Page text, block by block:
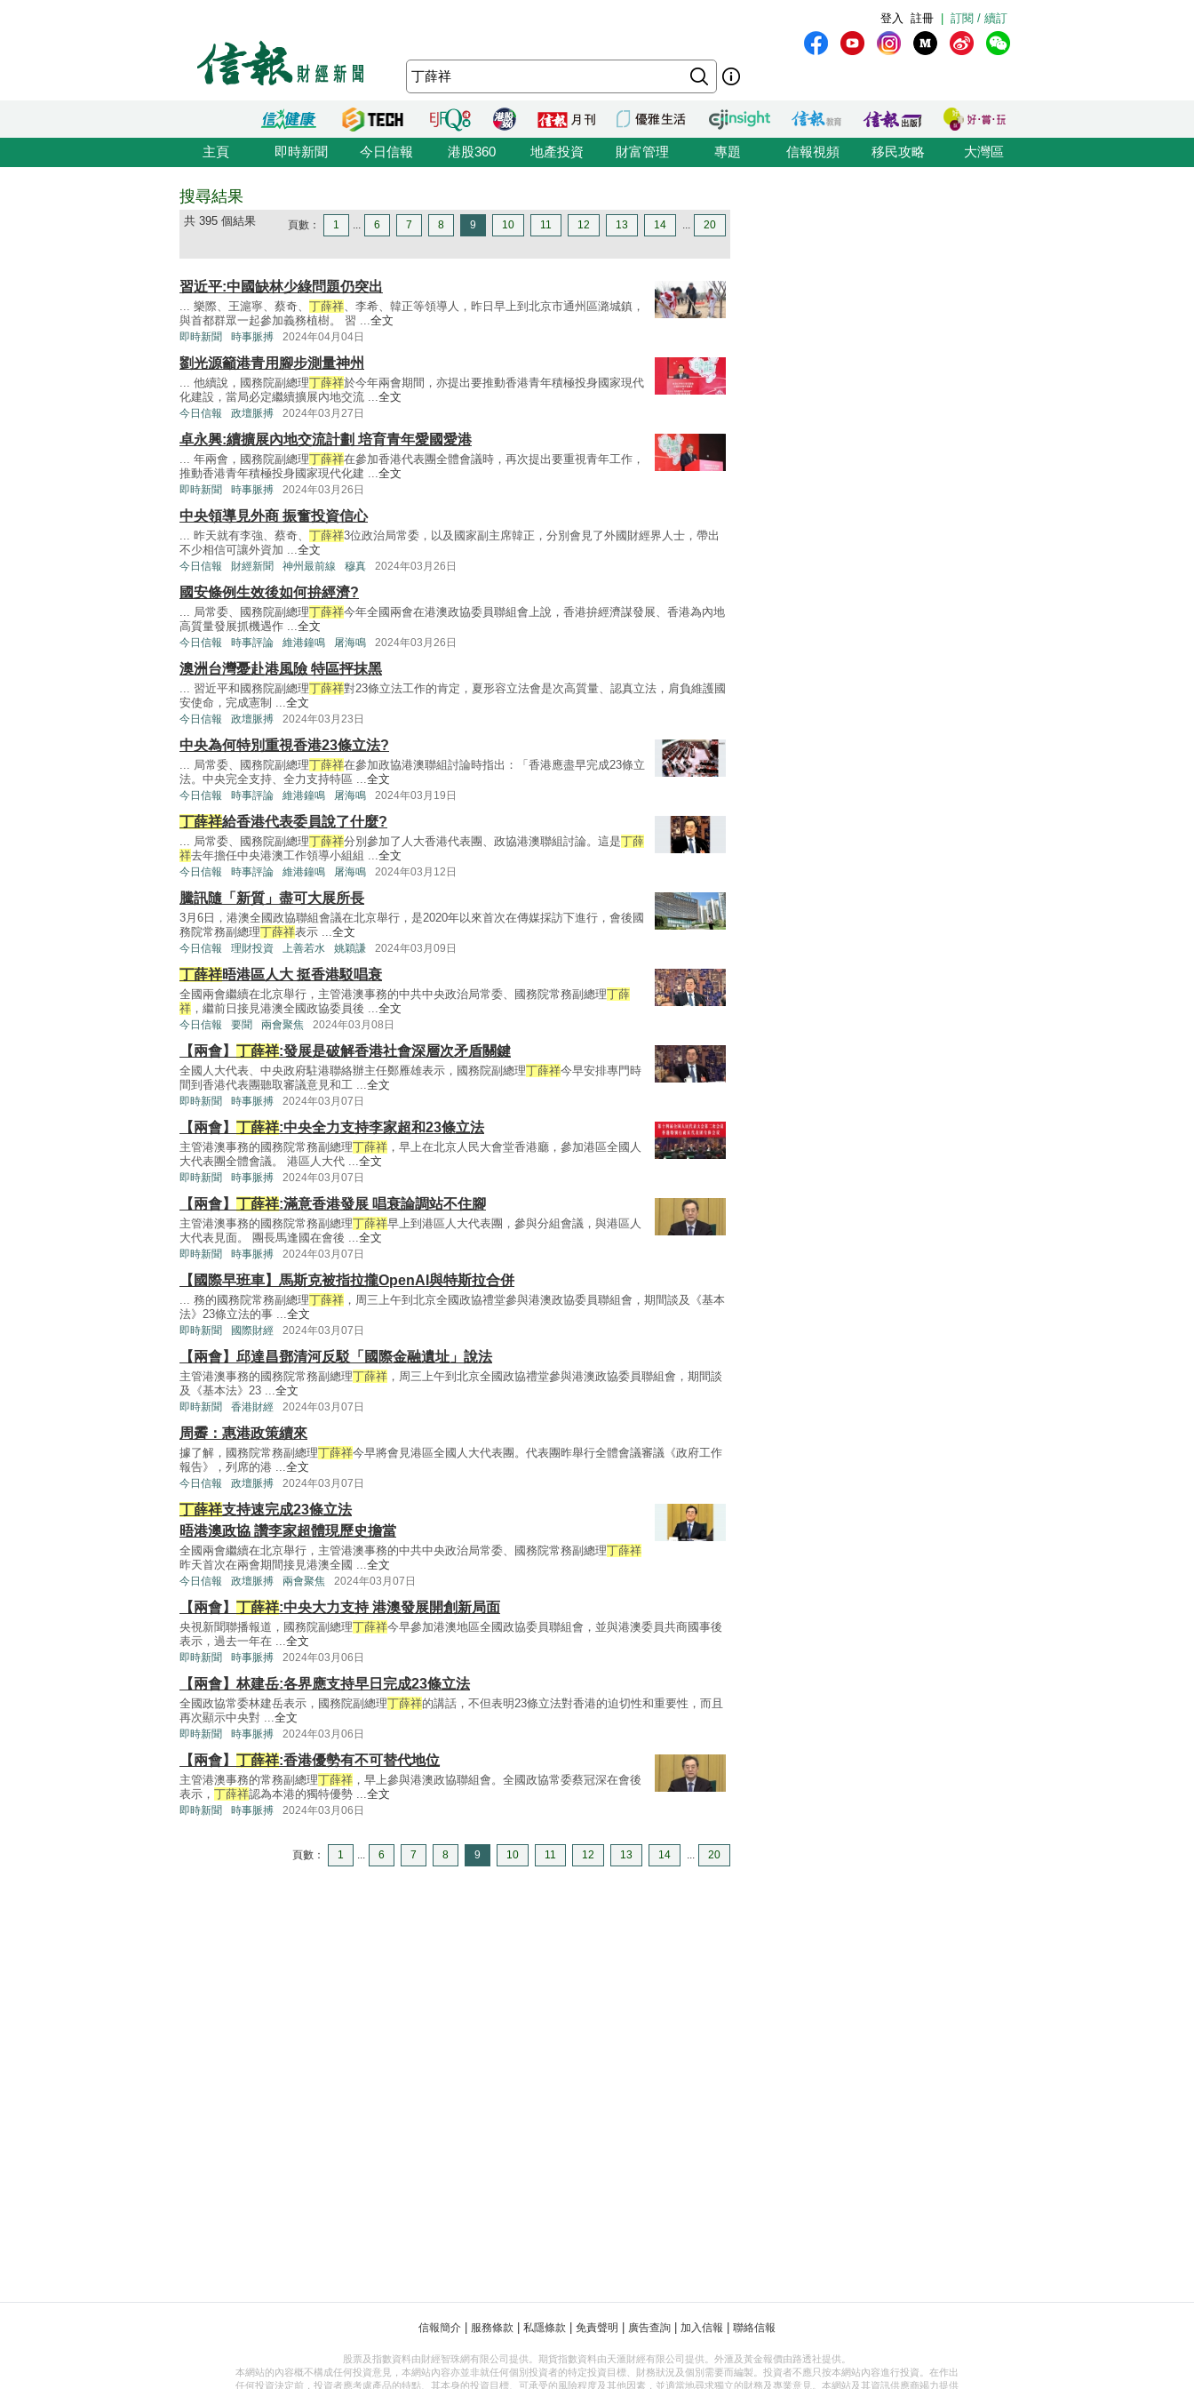
訂閱 / 續訂
註冊
登入
主頁 即時新聞 今日信報 港股360 地產投資 財富管理 專題 信報視頻 移民攻略 大灣區
搜尋結果
共 395 個結果 頁數： 1 ... 6 7 8 9 10 11 12 13 14 ... 20
習近平:中國缺林少綠問題仍突出
... 樂際、王滬寧、蔡奇、 丁薛祥、李希、韓正等領導人，昨日早上到北京市通州區潞城鎮，
與首都群眾一起參加義務植樹。 習 ...全文
即時新聞 時事脈搏 2024年04月04日
劉光源籲港青用腳步測量神州
... 他續說，國務院副總理丁薛祥於今年兩會期間，亦提出要推動香港青年積極投身國家現代
化建設，當局必定繼續擴展內地交流 ...全文
今日信報 政壇脈搏 2024年03月27日
卓永興:續擴展內地交流計劃 培育青年愛國愛港
... 年兩會，國務院副總理丁薛祥在參加香港代表團全體會議時，再次提出要重視青年工作，
推動香港青年積極投身國家現代化建 ...全文
即時新聞 時事脈搏 2024年03月26日
中央領導見外商 振奮投資信心
... 昨天就有李強、蔡奇、 丁薛祥3位政治局常委，以及國家副主席韓正，分別會見了外國財經界人士，帶出
不少相信可讓外資加 ...全文
今日信報 財經新聞 神州最前線 穆真 2024年03月26日
國安條例生效後如何拚經濟?
... 局常委、國務院副總理丁薛祥今年全國兩會在港澳政協委員聯組會上說，香港拚經濟謀發展、香港為內地
高質量發展抓機遇作 ...全文
今日信報 時事評論 維港鐘鳴 屠海鳴 2024年03月26日
澳洲台灣憂赴港風險 特區抨抹黑
... 習近平和國務院副總理丁薛祥對23條立法工作的肯定，夏形容立法會是次高質量、認真立法，肩負維護國
安使命，完成憲制 ...全文
今日信報 政壇脈搏 2024年03月23日
中央為何特別重視香港23條立法?
... 局常委、國務院副總理丁薛祥在參加政協港澳聯組討論時指出：「香港應盡早完成23條立
法。中央完全支持、全力支持特區 ...全文
今日信報 時事評論 維港鐘鳴 屠海鳴 2024年03月19日
丁薛祥給香港代表委員說了什麼?
... 局常委、國務院副總理丁薛祥分別參加了人大香港代表團、政協港澳聯組討論。這是丁薛
祥去年擔任中央港澳工作領導小組組 ...全文
今日信報 時事評論 維港鐘鳴 屠海鳴 2024年03月12日
騰訊隨「新質」盡可大展所長
3月6日，港澳全國政協聯組會議在北京舉行，是2020年以來首次在傳媒採訪下進行，會後國
務院常務副總理丁薛祥表示 ...全文
今日信報 理財投資 上善若水 姚穎謙 2024年03月09日
丁薛祥晤港區人大 挺香港駁唱衰
全國兩會繼續在北京舉行，主管港澳事務的中共中央政治局常委、國務院常務副總理丁薛
祥 ，繼前日接見港澳全國政協委員後 ...全文
今日信報 要聞 兩會聚焦 2024年03月08日
【兩會】 丁薛祥:發展是破解香港社會深層次矛盾關鍵
全國人大代表、中央政府駐港聯絡辦主任鄭雁雄表示，國務院副總理丁薛祥今早安排專門時
間到香港代表團聽取審議意見和工 ...全文
即時新聞 時事脈搏 2024年03月07日
【兩會】 丁薛祥:中央全力支持李家超和23條立法
主管港澳事務的國務院常務副總理丁薛祥 ，早上在北京人民大會堂香港廳，參加港區全國人
大代表團全體會議。 港區人大代 ...全文
即時新聞 時事脈搏 2024年03月07日
【兩會】 丁薛祥:滿意香港發展 唱衰論調站不住腳
主管港澳事務的國務院常務副總理丁薛祥早上到港區人大代表團，參與分組會議，與港區人
大代表見面。 團長馬逢國在會後 ...全文
即時新聞 時事脈搏 2024年03月07日
【國際早班車】馬斯克被指拉攏OpenAI與特斯拉合併
... 務的國務院常務副總理丁薛祥 ，周三上午到北京全國政協禮堂參與港澳政協委員聯組會，期間談及《基本
法》23條立法的事 ...全文
即時新聞 國際財經 2024年03月07日
【兩會】邱達昌鄧清河反駁「國際金融遺址」說法
主管港澳事務的國務院常務副總理丁薛祥 ，周三上午到北京全國政協禮堂參與港澳政協委員聯組會，期間談
及《基本法》23 ...全文
即時新聞 香港財經 2024年03月07日
周霽：惠港政策續來
據了解，國務院常務副總理丁薛祥今早將會見港區全國人大代表團。代表團昨舉行全體會議審議《政府工作
報告》，列席的港 ...全文
今日信報 政壇脈搏 2024年03月07日
丁薛祥支持速完成23條立法
晤港澳政協 讚李家超體現歷史擔當
全國兩會繼續在北京舉行，主管港澳事務的中共中央政治局常委、國務院常務副總理丁薛祥
昨天首次在兩會期間接見港澳全國 ...全文
今日信報 政壇脈搏 兩會聚焦 2024年03月07日
【兩會】 丁薛祥:中央大力支持 港澳發展開創新局面
央視新聞聯播報道，國務院副總理丁薛祥今早參加港澳地區全國政協委員聯組會，並與港澳委員共商國事後
表示，過去一年在 ...全文
即時新聞 時事脈搏 2024年03月06日
【兩會】林建岳:各界應支持早日完成23條立法
全國政協常委林建岳表示，國務院副總理丁薛祥的講話，不但表明23條立法對香港的迫切性和重要性，而且
再次顯示中央對 ...全文
即時新聞 時事脈搏 2024年03月06日
【兩會】 丁薛祥:香港優勢有不可替代地位
主管港澳事務的常務副總理丁薛祥 ，早上參與港澳政協聯組會。全國政協常委蔡冠深在會後
表示， 丁薛祥認為本港的獨特優勢 ...全文
即時新聞 時事脈搏 2024年03月06日
頁數： 1 ... 6 7 8 9 10 11 12 13 14 ... 20
信報簡介 服務條款 私隱條款 免責聲明 廣告查詢 加入信報 聯絡信報
股票及指數資料由財經智珠網有限公司提供。期貨指數資料由天滙財經有限公司提供。外滙及黃金報價由路透社提供。
本網站的內容概不構成任何投資意見，本網站內容亦並非就任何個別投資者的特定投資目標、財務狀況及個別需要而編製。投資者不應只按本網站內容進行投資。在作出
任何投資決定前，投資者應考慮產品的特點、其本身的投資目標、可承受的風險程度及其他因素，並適當地尋求獨立的財務及專業意見。本網站及其資訊供應商竭力提供